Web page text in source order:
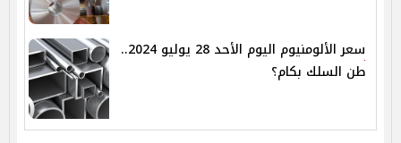
سعر الألومنيوم اليوم الأحد 28 يوليو 2024..
طن السلك بكام؟